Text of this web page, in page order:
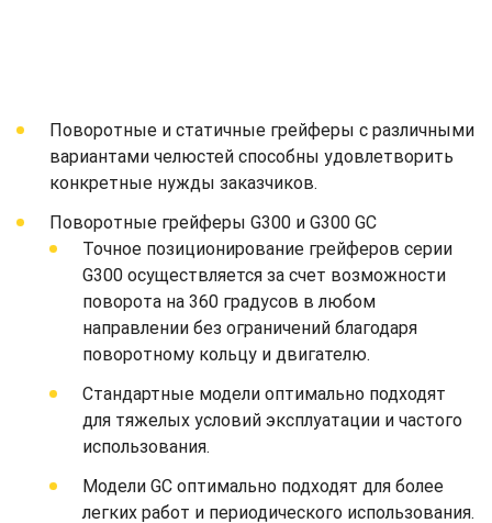
Поворотные и статичные грейферы с различными
вариантами челюстей способны удовлетворить
конкретные нужды заказчиков.
Поворотные грейферы G300 и G300 GC
Точное позиционирование грейферов серии
G300 осуществляется за счет возможности
поворота на 360 градусов в любом
направлении без ограничений благодаря
поворотному кольцу и двигателю.
Стандартные модели оптимально подходят
для тяжелых условий эксплуатации и частого
использования.
Модели GC оптимально подходят для более
легких работ и периодического использования.